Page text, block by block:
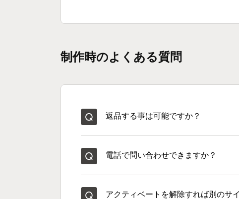
制作時のよくある質問
返品する事は可能ですか？
電話で問い合わせできますか？
アクティベートを解除すれば別のサ